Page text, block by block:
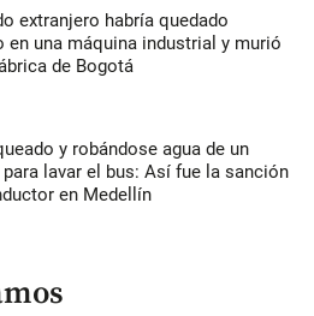
extranjero habría quedado
en una máquina industrial y murió
de Bogotá
y robándose agua de un
para lavar el bus: Así fue la sanción
en Medellín